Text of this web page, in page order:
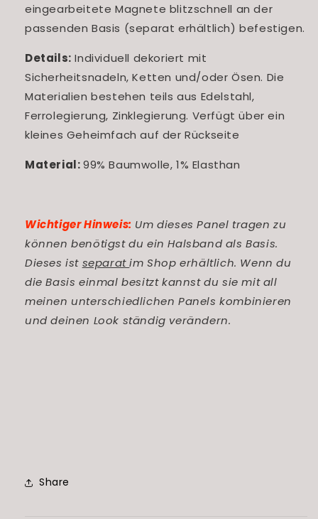
eingearbeitete Magnete blitzschnell an der
passenden Basis (separat erhältlich) befestigen.
Details: Individuell dekoriert mit
Sicherheitsnadeln, Ketten und/oder Ösen. Die
Materialien bestehen teils aus Edelstahl,
Ferrolegierung, Zinklegierung. Verfügt über ein
kleines Geheimfach auf der Rückseite
Material:99% Baumwolle, 1% Elasthan
Wichtiger Hinweis: Um dieses Panel tragen zu
können benötigst du ein Halsband als Basis.
Dieses ist separatim Shop erhältlich. Wenn du
die Basis einmal besitzt kannst du sie mit all
meinen unterschiedlichen Panels kombinieren
und deinen Look ständig verändern.
Share